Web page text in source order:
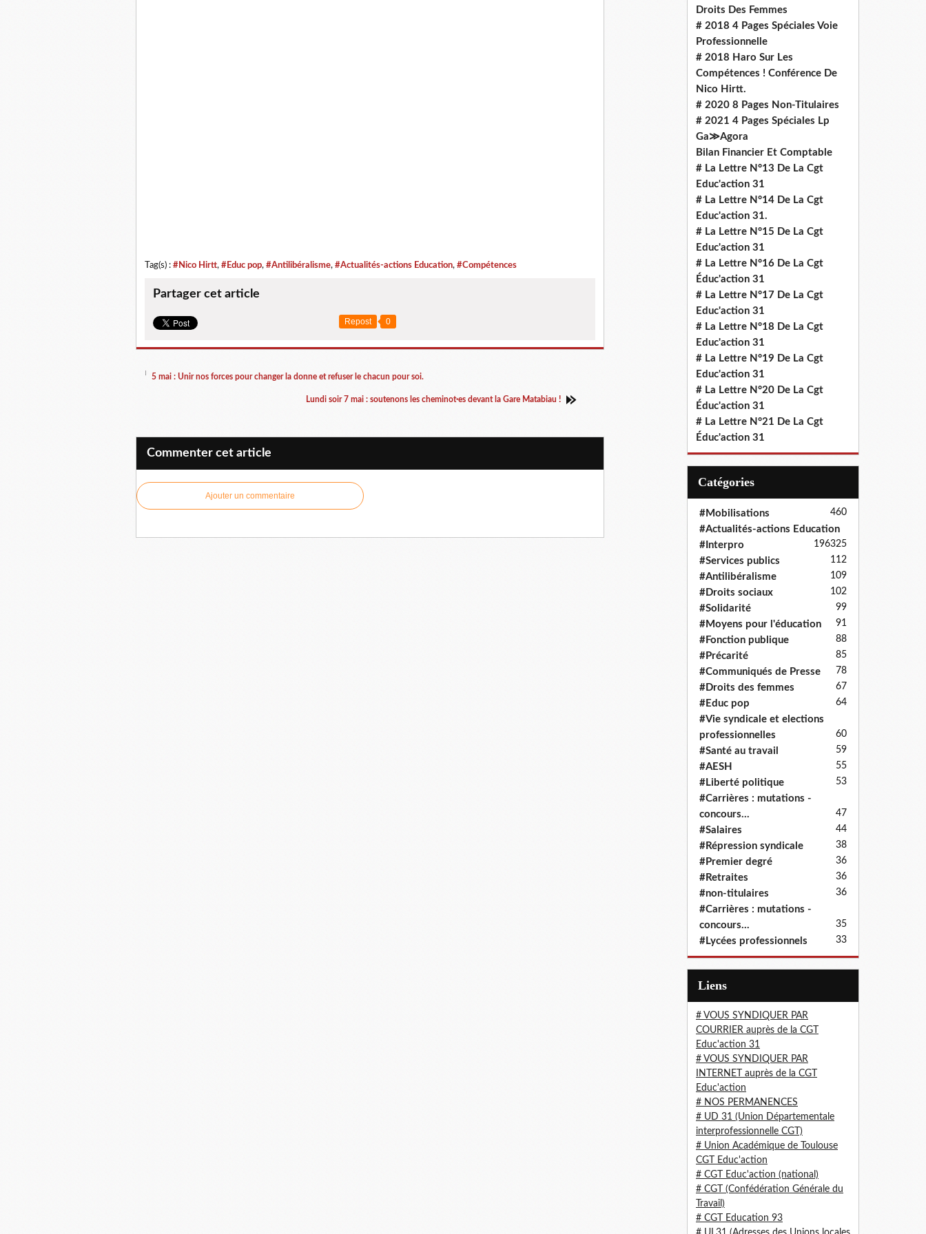
Tag(s) : #Nico Hirtt, #Educ pop, #Antilibéralisme, #Actualités-actions Education, #Compétences
Partager cet article
Repost 0
5 mai : Unir nos forces pour changer la donne et refuser le chacun pour soi.
Lundi soir 7 mai : soutenons les cheminot·es devant la Gare Matabiau !
Commenter cet article
Ajouter un commentaire
Droits Des Femmes
# 2018 4 Pages Spéciales Voie
Professionnelle
# 2018 Haro Sur Les
Compétences ! Conférence De
Nico Hirtt.
# 2020 8 Pages Non-Titulaires
# 2021 4 Pages Spéciales Lp
Ga≫Agora
Bilan Financier Et Comptable
# La Lettre N°13 De La Cgt
Educ'action 31
# La Lettre N°14 De La Cgt
Educ'action 31.
# La Lettre N°15 De La Cgt
Educ'action 31
# La Lettre N°16 De La Cgt
Éduc'action 31
# La Lettre N°17 De La Cgt
Educ'action 31
# La Lettre N°18 De La Cgt
Educ'action 31
# La Lettre N°19 De La Cgt
Educ'action 31
# La Lettre N°20 De La Cgt
Éduc'action 31
# La Lettre N°21 De La Cgt
Éduc'action 31
Catégories
#Mobilisations 460
#Actualités-actions Education
325
#Interpro 196
#Services publics 112
#Antilibéralisme 109
#Droits sociaux 102
#Solidarité 99
#Moyens pour l'éducation 91
#Fonction publique 88
#Précarité 85
#Communiqués de Presse 78
#Droits des femmes 67
#Educ pop 64
#Vie syndicale et elections
professionnelles
60
#Santé au travail 59
#AESH 55
#Liberté politique 53
#Carrières : mutations -
concours...
47
#Salaires 44
#Répression syndicale 38
#Premier degré 36
#Retraites 36
#non-titulaires 36
#Carrières : mutations -
concours...
35
#Lycées professionnels 33
Liens
# VOUS SYNDIQUER PAR
COURRIER auprès de la CGT
Educ'action 31
# VOUS SYNDIQUER PAR
INTERNET auprès de la CGT
Educ'action
# NOS PERMANENCES
# UD 31 (Union Départementale
interprofessionnelle CGT)
# Union Académique de Toulouse
CGT Educ'action
# CGT Educ'action (national)
# CGT (Confédération Générale du
Travail)
# CGT Education 93